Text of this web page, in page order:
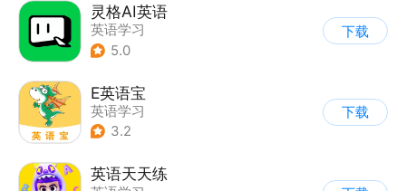
灵格AI英语
英语学习
5.0
下载
E英语宝
英语学习
3.2
下载
英语天天练